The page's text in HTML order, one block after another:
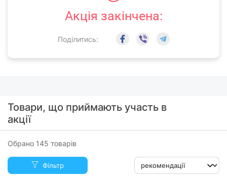
Акція закінчена:
Поділитись:
Товари, що приймають участь в
акції
Обрано 145 товарів
Фільтр